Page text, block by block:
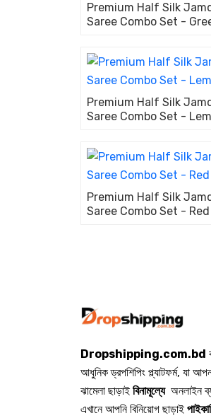
Premium Half Silk
Saree Combo Set -
Premium Half Silk
Saree Combo Set -
Premium Half Silk
Saree Combo Set - Red
Dropshipping.com.bd
আধুনিক ড্রপশিপিং প্ল্যাটফর্ম, যা
ঝামেলা ছাড়াই বিনামূল্যেঅনলাইন
এখানে আপনি বিনিয়োগ ছাড়াই